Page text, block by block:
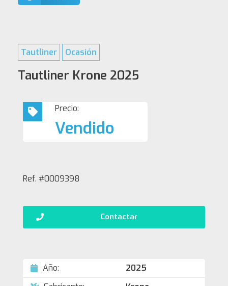
Tautliner Ocasión
Tautliner Krone 2025
Precio:
Vendido
Ref. #0009398
Contactar
Año:
2025